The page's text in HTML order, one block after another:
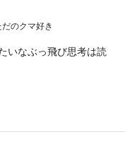
だのクマ好き
いなぶっ飛び思考は読